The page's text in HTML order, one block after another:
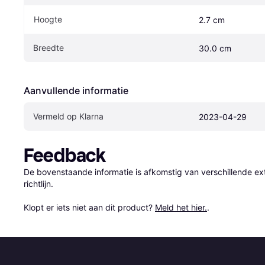
Hoogte 2.7 cm
Breedte 30.0 cm
Aanvullende informatie
Vermeld op Klarna 2023-04-29
Feedback
De bovenstaande informatie is afkomstig van verschillende
richtlijn.
Klopt er iets niet aan dit product? Meld het hier..